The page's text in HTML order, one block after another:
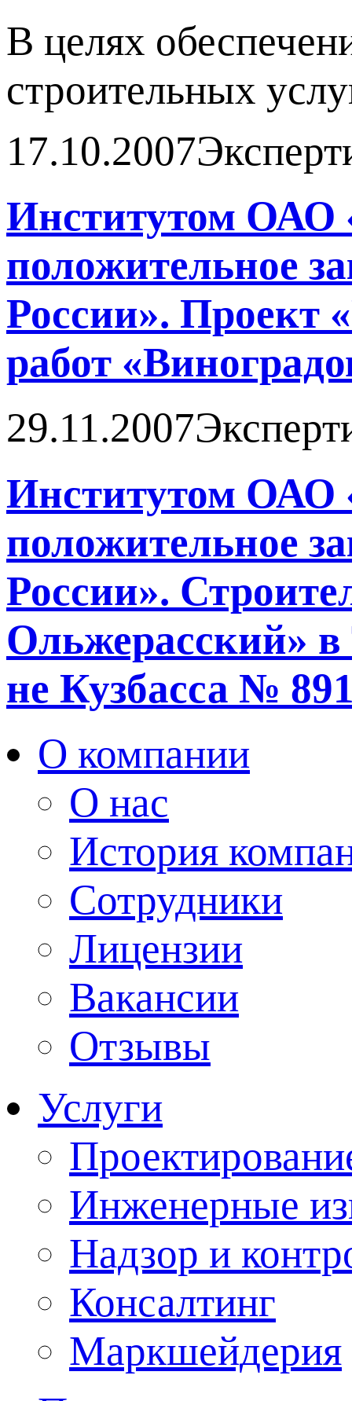
В целях
строительных
17.10.2007
Институтом ОАО
положительное
России». Проект
работ
29.11.2007
Институтом ОАО
положительное
России».
Ольжерасский» в
не Кузбасса №
О компании
О нас
История
Сотрудники
Лицензии
Вакансии
Отзывы
Услуги
Инженерные
Надзор и
Консалтинг
Маркшейдерия